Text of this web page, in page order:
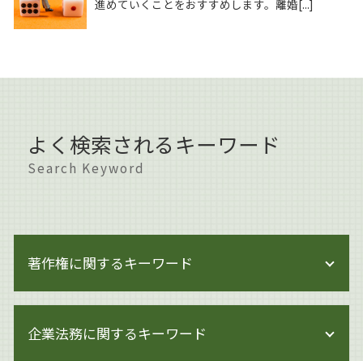
進めていくことをおすすめします。離婚[...]
よく検索されるキーワード
Search Keyword
著作権に関するキーワード
著作権法
企業法務に関するキーワード